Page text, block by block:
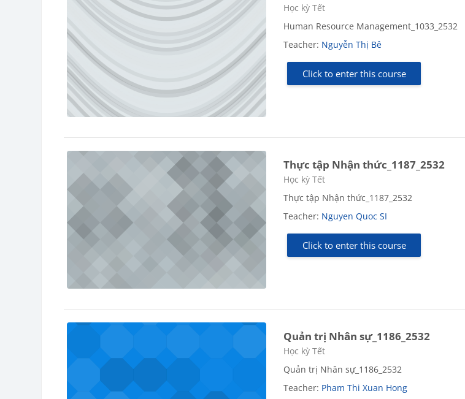
Course category
Học kỳ Tết
Human Resource Management_1033_2532
Teacher: Nguyễn Thị Bê
Click to enter this course
Thực tập Nhận thức_1187_2532
Course category
Học kỳ Tết
Thực tập Nhận thức_1187_2532
Teacher: Nguyen Quoc SI
Click to enter this course
Quản trị Nhân sự_1186_2532
Course category
Học kỳ Tết
Quản trị Nhân sự_1186_2532
Teacher: Pham Thi Xuan Hong